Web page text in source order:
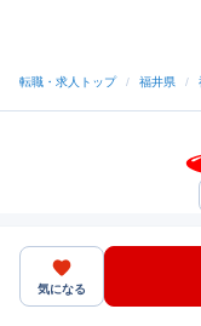
転職・求人トップ / 福井県 /
気になる
中途採用をご検討の企業